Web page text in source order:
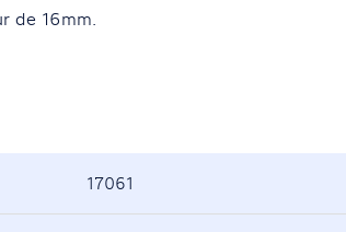
de 16mm.
17061